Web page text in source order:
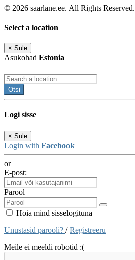
© 2026 saarlane.ee. All Rights Reserved.
Select a location
× Sule
Asukohad Estonia
Otsi
Logi sisse
× Sule
Login with Facebook
or
E-post:
Parool
Hoia mind sisselogituna
Unustasid parooli? /Registreeru
Meile ei meeldi robotid :(